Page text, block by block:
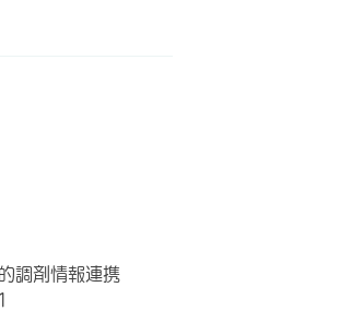
調剤情報連携